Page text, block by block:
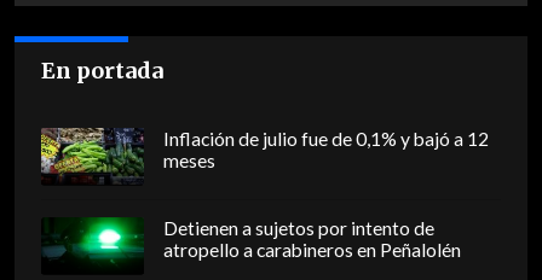
En portada
Inflación de julio fue de 0,1% y bajó a 12
meses
Detienen a sujetos por intento de
atropello a carabineros en Peñalolén